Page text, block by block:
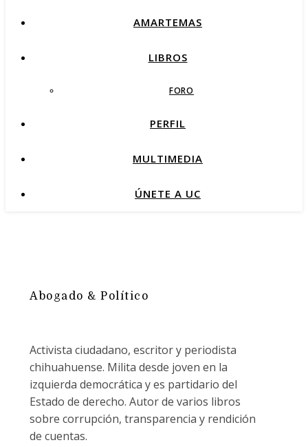
AMARTEMAS
LIBROS
FORO
PERFIL
MULTIMEDIA
ÚNETE A UC
Abogado & Político
Activista ciudadano, escritor y periodista
chihuahuense. Milita desde joven en la
izquierda democrática y es partidario del
Estado de derecho. Autor de varios libros
sobre corrupción, transparencia y rendición
de cuentas.